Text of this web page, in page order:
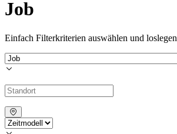
Job
Einfach Filterkriterien auswählen und loslegen